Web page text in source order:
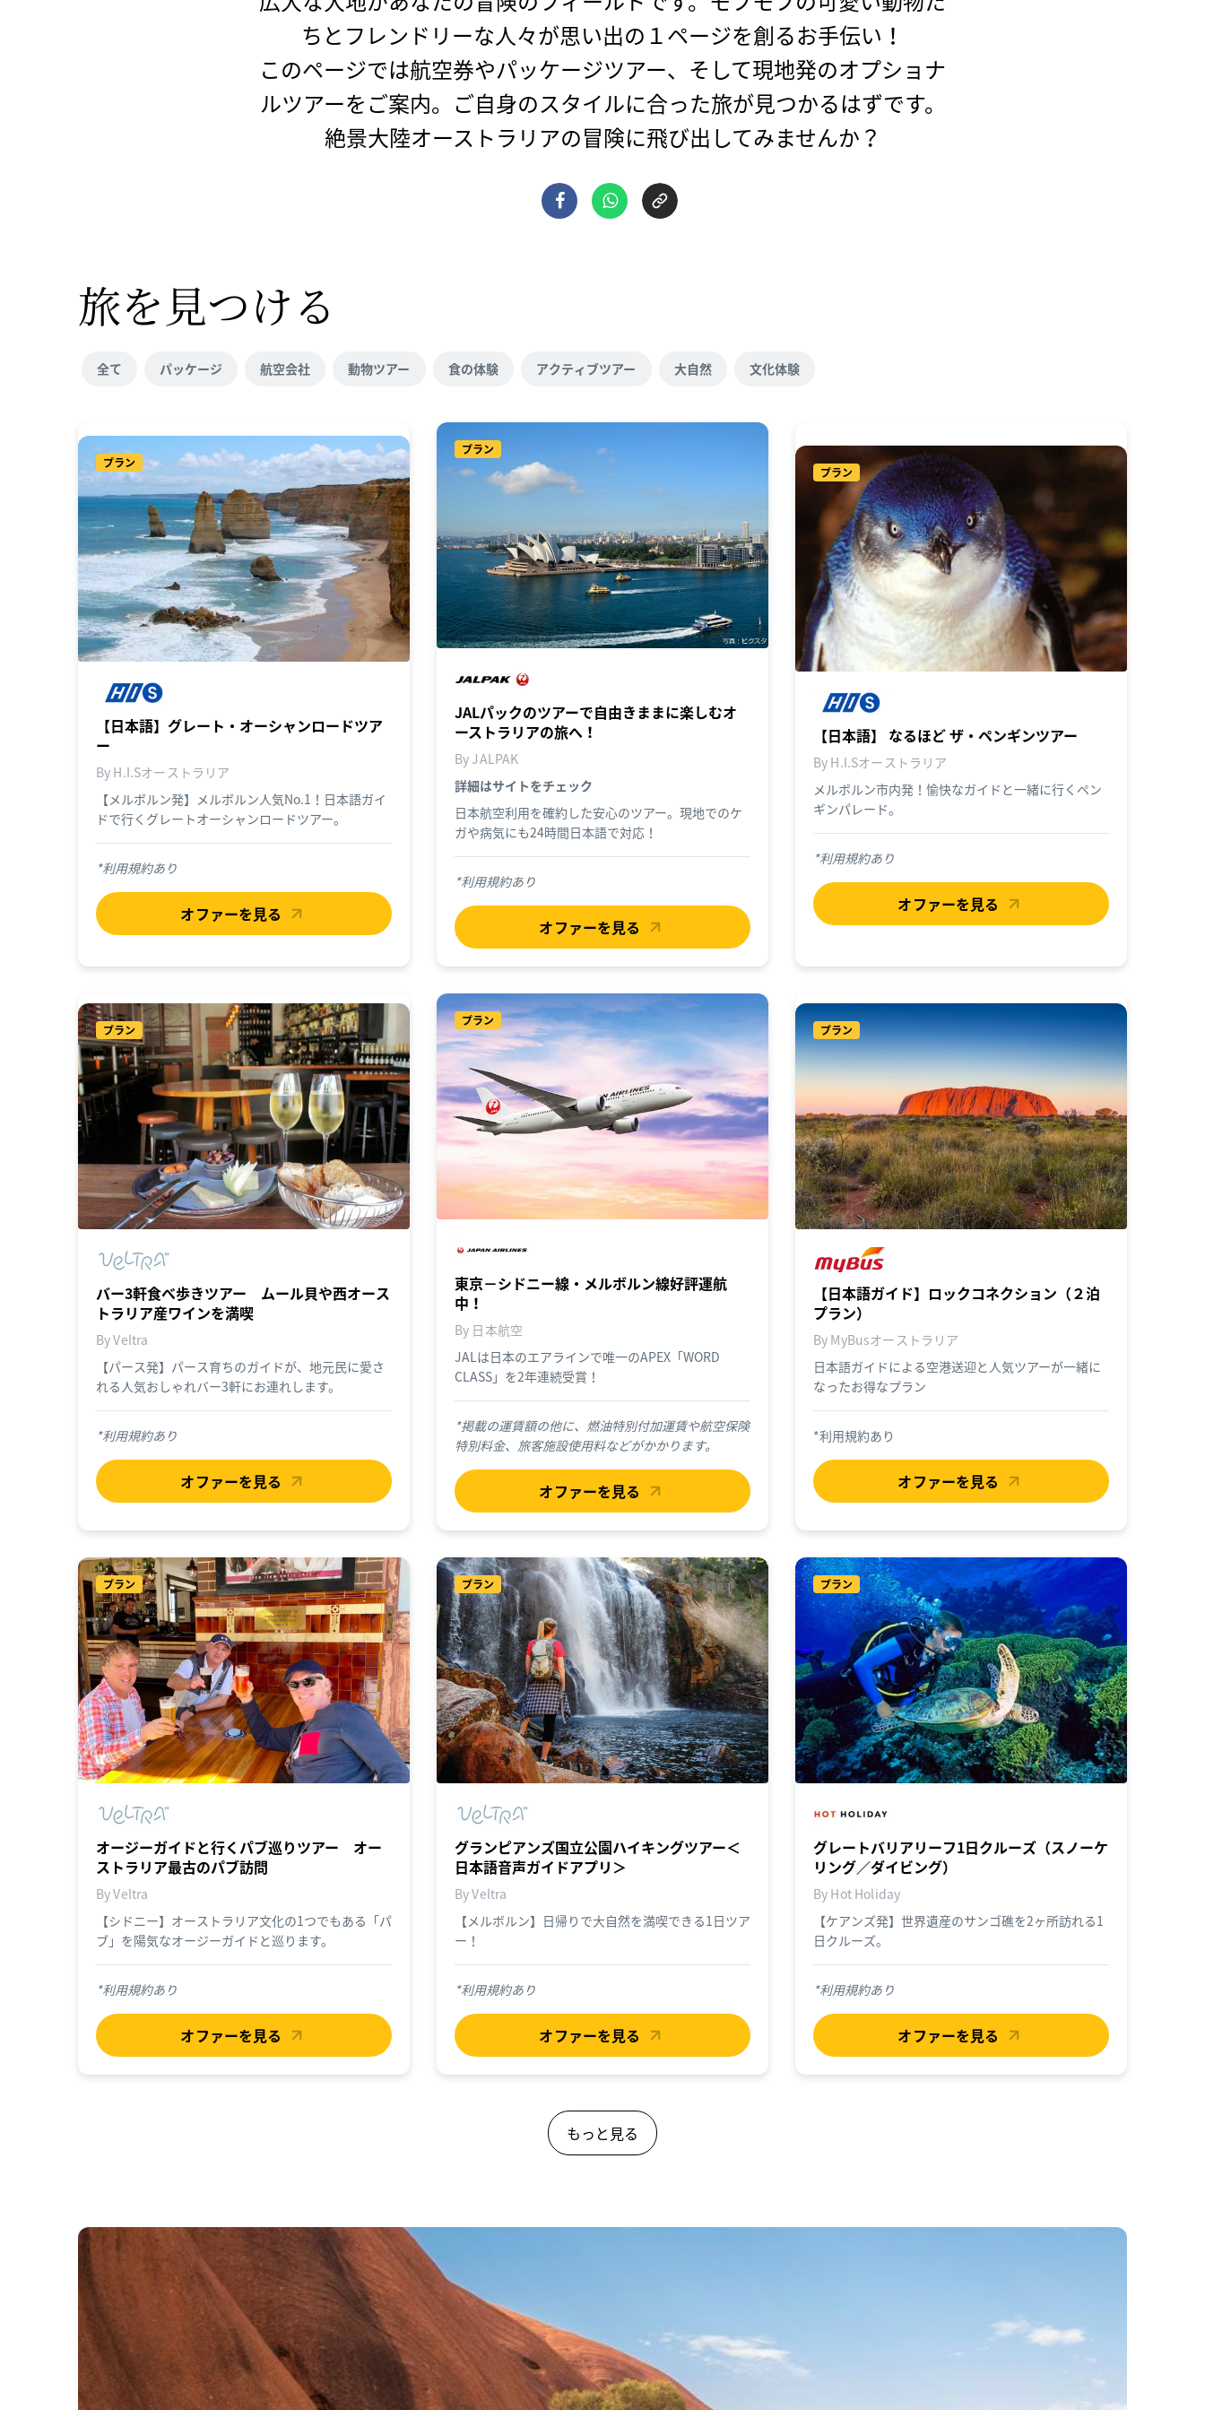
ちとフレンドリーな人々が思い出の１ページを創るお手伝い！
このページでは航空券やパッケージツアー、そして現地発のオプショナ
ルツアーをご案内。ご自身のスタイルに合った旅が見つかるはずです。
絶景大陸オーストラリアの冒険に飛び出してみませんか？
旅を見つける
全て パッケージ 航空会社 動物ツアー 食の体験 アクティブツアー 大自然 文化体験
プラン
【日本語】グレート・オーシャンロードツア
ー
By H.I.Sオーストラリア
【メルボルン発】メルボルン人気No.1！日本語ガイ
ドで行くグレートオーシャンロードツアー。
*利用規約あり
オファーを見る
プラン
JALパックのツアーで自由きままに楽しむオ
ーストラリアの旅へ！
By JALPAK
詳細はサイトをチェック
日本航空利用を確約した安心のツアー。現地でのケ
ガや病気にも24時間日本語で対応！
*利用規約あり
オファーを見る
プラン
【日本語】 なるほど ザ・ペンギンツアー
By H.I.Sオーストラリア
メルボルン市内発！愉快なガイドと一緒に行くペン
ギンパレード。
*利用規約あり
オファーを見る
プラン
バー3軒食べ歩きツアー ムール貝や西オース
トラリア産ワインを満喫
By Veltra
【パース発】パース育ちのガイドが、地元民に愛さ
れる人気おしゃれバー3軒にお連れします。
*利用規約あり
オファーを見る
プラン
東京－シドニー線・メルボルン線好評運航
中！
By 日本航空
JALは日本のエアラインで唯一のAPEX「WORD
CLASS」を2年連続受賞！
*掲載の運賃額の他に、燃油特別付加運賃や航空保険
特別料金、旅客施設使用料などがかかります。
オファーを見る
プラン
【日本語ガイド】ロックコネクション（２泊
プラン）
By MyBusオーストラリア
日本語ガイドによる空港送迎と人気ツアーが一緒に
なったお得なプラン
*利用規約あり
オファーを見る
プラン
オージーガイドと行くパブ巡りツアー オー
ストラリア最古のパブ訪問
By Veltra
【シドニー】オーストラリア文化の1つでもある「パ
ブ」を陽気なオージーガイドと巡ります。
*利用規約あり
オファーを見る
プラン
グランピアンズ国立公園ハイキングツアー＜
日本語音声ガイドアプリ＞
By Veltra
【メルボルン】日帰りで大自然を満喫できる1日ツア
ー！
*利用規約あり
オファーを見る
プラン
グレートバリアリーフ1日クルーズ（スノーケ
リング／ダイビング）
By Hot Holiday
【ケアンズ発】世界遺産のサンゴ礁を2ヶ所訪れる1
日クルーズ。
*利用規約あり
オファーを見る
もっと見る